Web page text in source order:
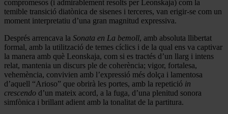
compromesos (i admirablement resolts per Leonskaja) com la
temible transició diatònica de sisenes i terceres, van erigir-se com un
moment interpretatiu d’una gran magnitud expressiva.
Després arrencava la Sonata en La bemoll, amb absoluta llibertat
formal, amb la utilització de temes cíclics i de la qual ens va captivar
la manera amb què Leonskaja, com si es tractés d’un llarg i intens
relat, mantenia un discurs ple de coherència; vigor, fortalesa,
vehemència, convivien amb l’expressió més dolça i lamentosa
d’aquell “Arioso” que obrirà les portes, amb la repetició in
crescendo d’un mateix acord, a la fuga, d’una plenitud sonora
simfònica i brillant adient amb la tonalitat de la partitura.